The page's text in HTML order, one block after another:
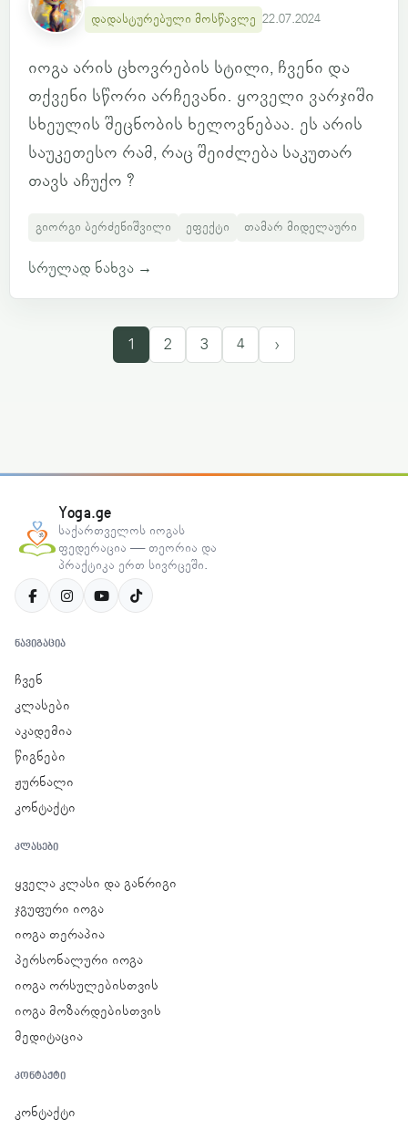
დადასტურებული მოსწავლე 22.07.2024
იოგა არის ცხოვრების სტილი, ჩვენი და
თქვენი სწორი არჩევანი. ყოველი ვარჯიში
სხეულის შეცნობის ხელოვნებაა. ეს არის
საუკეთესო რამ, რაც შეიძლება საკუთარ
თავს აჩუქო ?
გიორგი ბერძენიშვილი ეფექტი თამარ მიდელაური
სრულად ნახვა →
1 2 3 4 ›
Yoga.ge
საქართველოს იოგას
ფედერაცია — თეორია და
პრაქტიკა ერთ სივრცეში.
ᲜᲐᲕᲘᲒᲐᲪᲘᲐ
ჩვენ
კლასები
აკადემია
წიგნები
ჟურნალი
კონტაქტი
ᲙᲚᲐᲡᲔᲑᲘ
ყველა კლასი და განრიგი
ჯგუფური იოგა
იოგა თერაპია
პერსონალური იოგა
იოგა ორსულებისთვის
იოგა მოზარდებისთვის
მედიტაცია
ᲙᲝᲜᲢᲐᲥᲢᲘ
კონტაქტი